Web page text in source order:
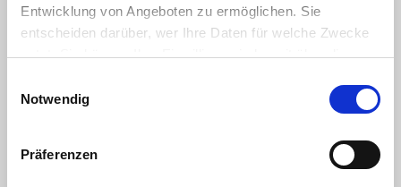
Entwicklung von Angeboten zu ermöglichen. Sie
entscheiden darüber, wer Ihre Daten für welche Zwecke
nutzt. Sie können Ihre Einwilligung jederzeit über die
Trigger Symbol ändern oder widerrufen
Informationen über Ihre geografische Lage
Notwendig
Präferenzen
LARIO RELAXSESSEL